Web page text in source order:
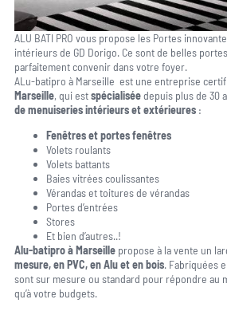
ALU BATI PRO vous propose les Portes
intérieurs de GD Dorigo. Ce sont de belles
parfaitement convenir dans votre foyer.
ALu-batipro à Marseille est une entreprise
Marseille, qui estspécialiséedepuis plus de 30
de menuiseries intérieurs etextérieures:
Fenêtres et portes fenêtres
Volets roulants
Volets battants
Baies vitrées coulissantes
Vérandas et toitures de vérandas
Portes d’entrées
Stores
Et bien d’autres..!
Alu-batipro à Marseille propose à la vente un
mesure, en PVC, en Alu et en bois. Fabriquées
sont sur mesure ou standard pour répondre au
qu’à votre budgets.